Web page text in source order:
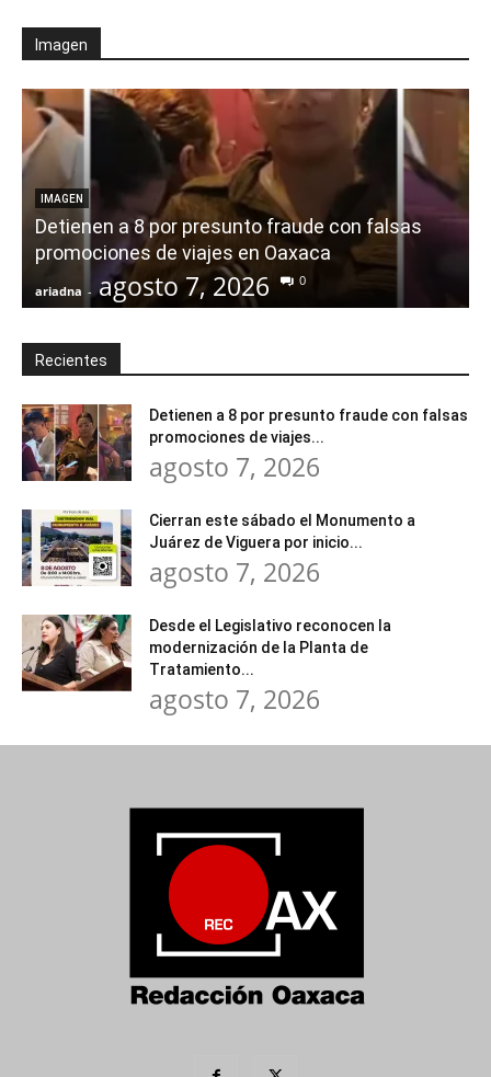
Imagen
IMAGEN
Detienen a 8 por presunto fraude con falsas
promociones de viajes en Oaxaca
ariadna - agosto 7, 2026 0
Recientes
Detienen a 8 por presunto fraude con falsas
promociones de viajes...
agosto 7, 2026
Cierran este sábado el Monumento a
Juárez de Viguera por inicio...
agosto 7, 2026
Desde el Legislativo reconocen la
modernización de la Planta de
Tratamiento...
agosto 7, 2026